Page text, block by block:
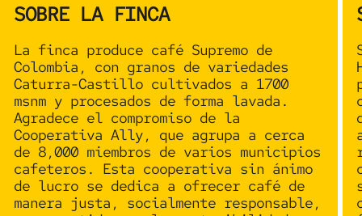
SOBRE LA FINCA
La finca produce café Supremo de
Colombia, con granos de variedades
Caturra-Castillo cultivados a 1700
msnm y procesados de forma lavada.
Agradece el compromiso de la
Cooperativa Ally, que agrupa a cerca
de 8,000 miembros de varios municipios
cafeteros. Esta cooperativa sin ánimo
de lucro se dedica a ofrecer café de
manera justa, socialmente responsable,